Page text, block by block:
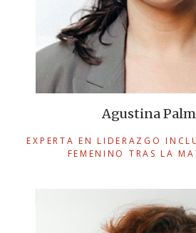
Agustina
EXPERTA EN LIDERAZGO
FEMENINO TRAS LA